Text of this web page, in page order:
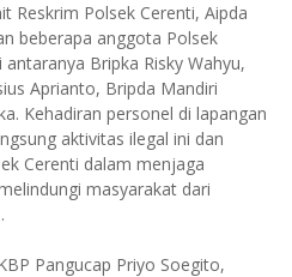
Reskrim Polsek Cerenti, Aipda
beberapa anggota Polsek
Bripka Risky Wahyu,
Aprianto, Bripda Mandiri
Kehadiran personel di lapangan
aktivitas ilegal ini dan
Cerenti dalam menjaga
masyarakat dari
Pangucap Priyo Soegito,